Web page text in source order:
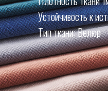
Устойчивость к
Тип ткани: Велюр